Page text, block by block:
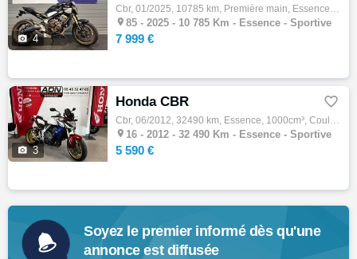
 4
Cbr, 01/2025, 10785 km, Première main, Essence, 650cm³, 7999 € Equipements : Capot de selle,Support de plaque court ,Support mobile,1ère ma…
 85 - 2025 - 10 785 Km - Essence - Sportive
7 999 €
 3
Honda CBR 
Cbr, 06/2012, 32490 km, Essence, 1000cm³, Couleur blanc, 5590 € Equipements : À vendre, superbe Honda CB1000R HRC Tricolore (blanc, bleu, r…
 16 - 2012 - 32 490 Km - Essence - Sportive
5 590 €
Soyez le premier informé dès qu'une
annonce est diffusée